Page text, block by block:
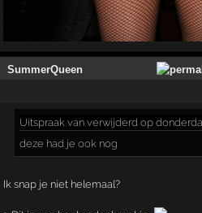
SummerQueen
Uitspraak van verwijderd op
deze had je ook nog
Ik snap je niet helemaal?